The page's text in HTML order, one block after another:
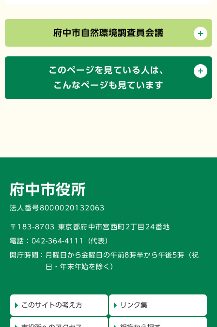
府中市自然環境調査員会議
このページを見ている人は、
こんなページも見ています
府中市役所
法人番号8000020132063
〒183-8703 東京都府中市宮西町2丁目24番地
電話： 042-364-4111（代表）
開庁時間： 月曜日から金曜日の午前8時半から午後5時 （祝
日・年末年始を除く）
このサイトの考え方 リンク集